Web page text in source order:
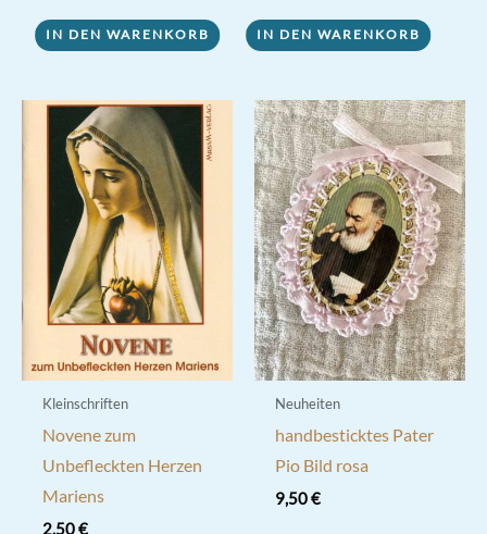
IN DEN WARENKORB IN DEN WARENKORB
Kleinschriften
Novene zum
Unbefleckten Herzen
Mariens
2,50€
Neuheiten
handbesticktes Pater
Pio Bild rosa
9,50€